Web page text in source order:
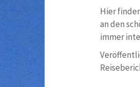
Hier
an den
immer